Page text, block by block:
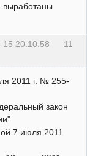
11
15 20:10:58
2011 г. № 255-
закон
7 июля 2011